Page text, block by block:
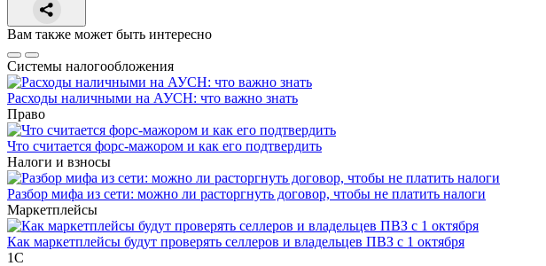
Вам также может быть интересно
Системы налогообложения
Расходы наличными на АУСН: что важно знать
Право
Что считается форс-мажором и как его подтвердить
Налоги и взносы
Разбор мифа из сети: можно ли расторгнуть договор, чтобы не платить налоги
Маркетплейсы
Как маркетплейсы будут проверять селлеров и владельцев ПВЗ с 1 октября
1С